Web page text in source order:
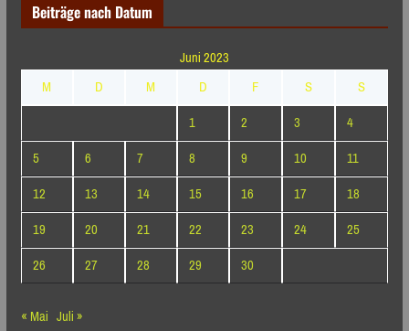
Beiträge nach Datum
Juni 2023
M
D M D F S
S
1
2 3
4
5
6 7 8 9 10
11
12
13 14 15 16 17
18
19
20 21 22 23 24
25
26
27 28 29
30
« Mai Juli »